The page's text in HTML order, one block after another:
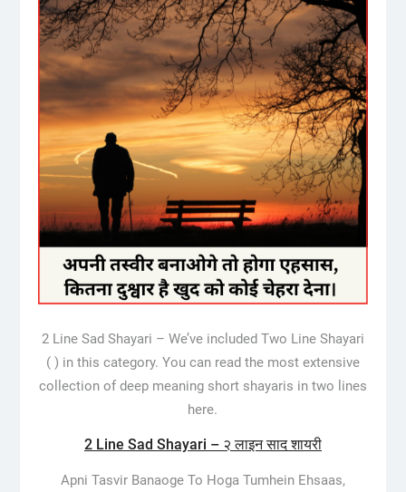
2 Line Sad Shayari – We’ve included Two Line Shayari
( ) in this category. You can read the most extensive
collection of deep meaning short shayaris in two lines
here.
2 Line Sad Shayari – २ लाइन साद शायरी
Apni Tasvir Banaoge To Hoga Tumhein Ehsaas,